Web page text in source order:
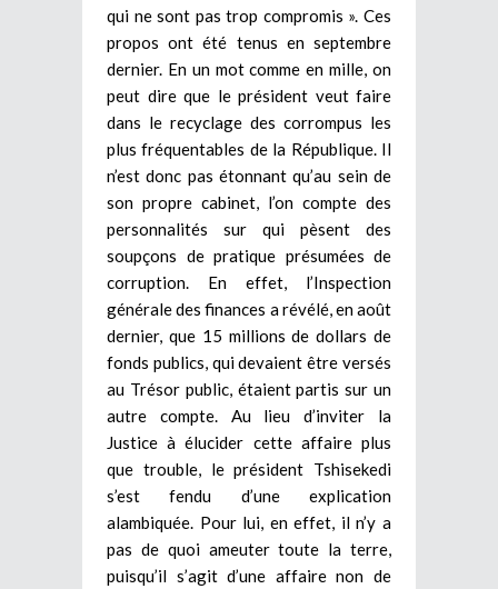
qui ne sont pas trop compromis ». Ces
propos ont été tenus en septembre
dernier. En un mot comme en mille, on
peut dire que le président veut faire
dans le recyclage des corrompus les
plus fréquentables de la République. Il
n’est donc pas étonnant qu’au sein de
son propre cabinet, l’on compte des
personnalités sur qui pèsent des
soupçons de pratique présumées de
corruption. En effet, l’Inspection
générale des finances a révélé, en août
dernier, que 15 millions de dollars de
fonds publics, qui devaient être versés
au Trésor public, étaient partis sur un
autre compte. Au lieu d’inviter la
Justice à élucider cette affaire plus
que trouble, le président Tshisekedi
s’est fendu d’une explication
alambiquée. Pour lui, en effet, il n’y a
pas de quoi ameuter toute la terre,
puisqu’il s’agit d’une affaire non de